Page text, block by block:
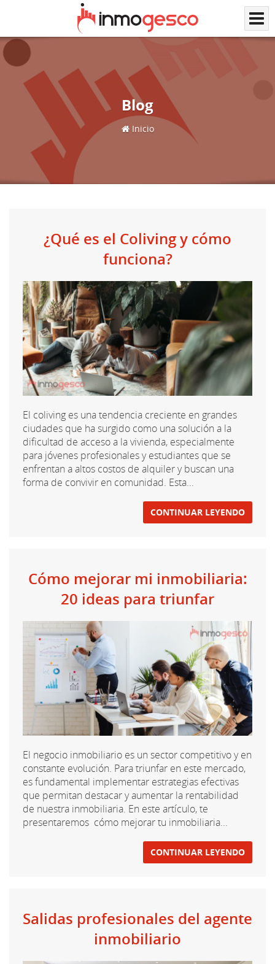
Blog
Inicio
¿Qué es el Coliving y cómo
funciona?
El coliving es una tendencia creciente en grandes
ciudades que ha surgido como una solución a la
dificultad de acceso a la vivienda, especialmente
para jóvenes profesionales y estudiantes que se
enfrentan a altos costos de alquiler y buscan una
forma de convivir en comunidad. Esta...
CONTINUAR LEYENDO
Cómo mejorar mi inmobiliaria:
20 ideas para triunfar
El negocio inmobiliario es un sector competitivo y en
constante evolución. Para triunfar en este mercado,
es fundamental implementar estrategias efectivas
que permitan destacar y aumentar la rentabilidad
de nuestra inmobiliaria. En este artículo, te
presentaremos cómo mejorar tu inmobiliaria...
CONTINUAR LEYENDO
Salidas profesionales del agente
inmobiliario